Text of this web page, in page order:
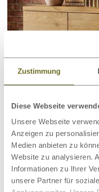
Zustimmung
Diese Webseite
Unsere Webseite
Anzeigen zu
Medien anbieten zu
Website zu analysieren.
Informationen zu Ihrer
unsere Partner für
Kommode Wildeiche
cm